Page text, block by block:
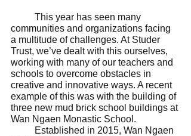
communities and organizations facing
a multitude of challenges. At Studer
Trust, we’ve dealt with this ourselves,
working with many of our teachers and
schools to overcome obstacles in
creative and innovative ways. A recent
example of this was with the building of
three new mud brick school buildings at
Wan Ngaen Monastic School.